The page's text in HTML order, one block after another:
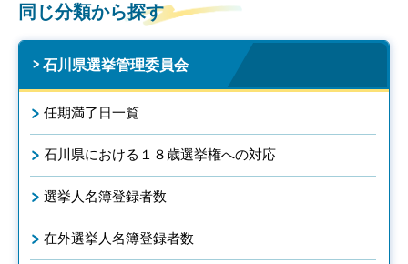
同じ分類から探す
石川県選挙管理委員会
任期満了日一覧
石川県における１８歳選挙権への対応
選挙人名簿登録者数
在外選挙人名簿登録者数